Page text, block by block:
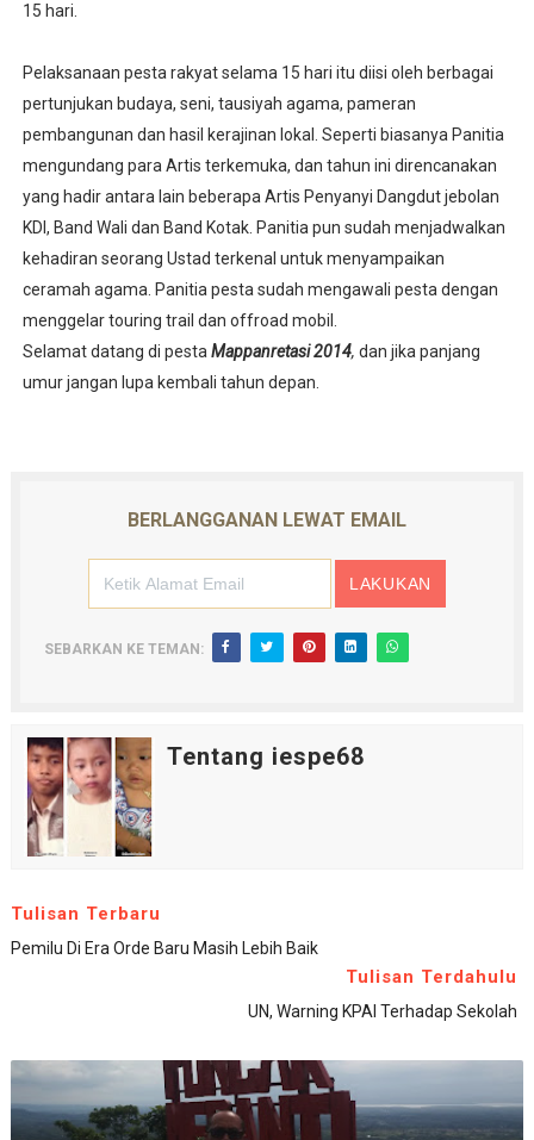
15 hari.
Pelaksanaan pesta rakyat selama 15 hari itu diisi oleh berbagai
pertunjukan budaya, seni, tausiyah agama, pameran
pembangunan dan hasil kerajinan lokal. Seperti biasanya Panitia
mengundang para Artis terkemuka, dan tahun ini direncanakan
yang hadir antara lain beberapa Artis Penyanyi Dangdut jebolan
KDI, Band Wali dan Band Kotak. Panitia pun sudah menjadwalkan
kehadiran seorang Ustad terkenal untuk menyampaikan
ceramah agama. Panitia pesta sudah mengawali pesta dengan
menggelar touring trail dan offroad mobil.
Selamat datang di pesta Mappanretasi 2014, dan jika panjang
umur jangan lupa kembali tahun depan.
BERLANGGANAN LEWAT EMAIL
SEBARKAN KE TEMAN:
Tentang iespe68
Tulisan Terbaru
Pemilu Di Era Orde Baru Masih Lebih Baik
Tulisan Terdahulu
UN, Warning KPAI Terhadap Sekolah